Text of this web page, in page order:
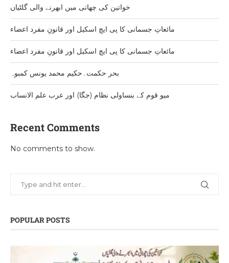
خواتین کی چھاتی میں ابھرنے والی گلٹیاں
مائعاتِ جسمانی کا پی ایچ اسکیل اور قانونِ مفرد اعضاء
مائعاتِ جسمانی کا پی ایچ اسکیل اور قانونِ مفرد اعضاء
بحر حکمت۔حکیم محمد یونس کمبوہ
میو قوم کے بنساولی نظام (جگا) اور عرب علم الانساب
Recent Comments
No comments to show.
POPULAR POSTS